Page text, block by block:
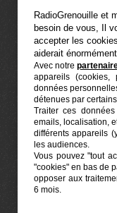
Euphonia est le
Grenouille, radio
Locaux situés à la
41, rue Jobin —
RadioGrenouille et
besoin de vous, Il
accepter les
aiderait
Avec notre
appareils (cookies,
données
détenues par
Traiter ces
emails, localisation,
différents appareils
les audiences.
Vous pouvez "tout
"cookies" en bas de
opposer aux
6 mois.